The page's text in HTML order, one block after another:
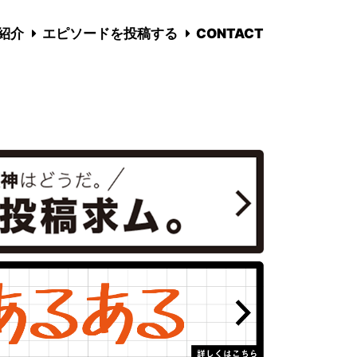
介 エピソードを投稿する CONTACT